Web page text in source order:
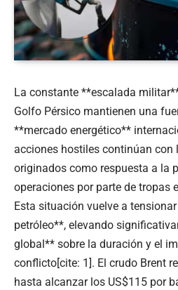
La constante **escalada
Golfo Pérsico mantienen una
**mercado energético**
acciones hostiles continúan con
originados como respuesta a la
operaciones por parte de tropas
Esta situación vuelve a
petróleo**, elevando
global** sobre la duración y el
conflicto[cite: 1]. El crudo Brent
hasta alcanzar los US$115 por